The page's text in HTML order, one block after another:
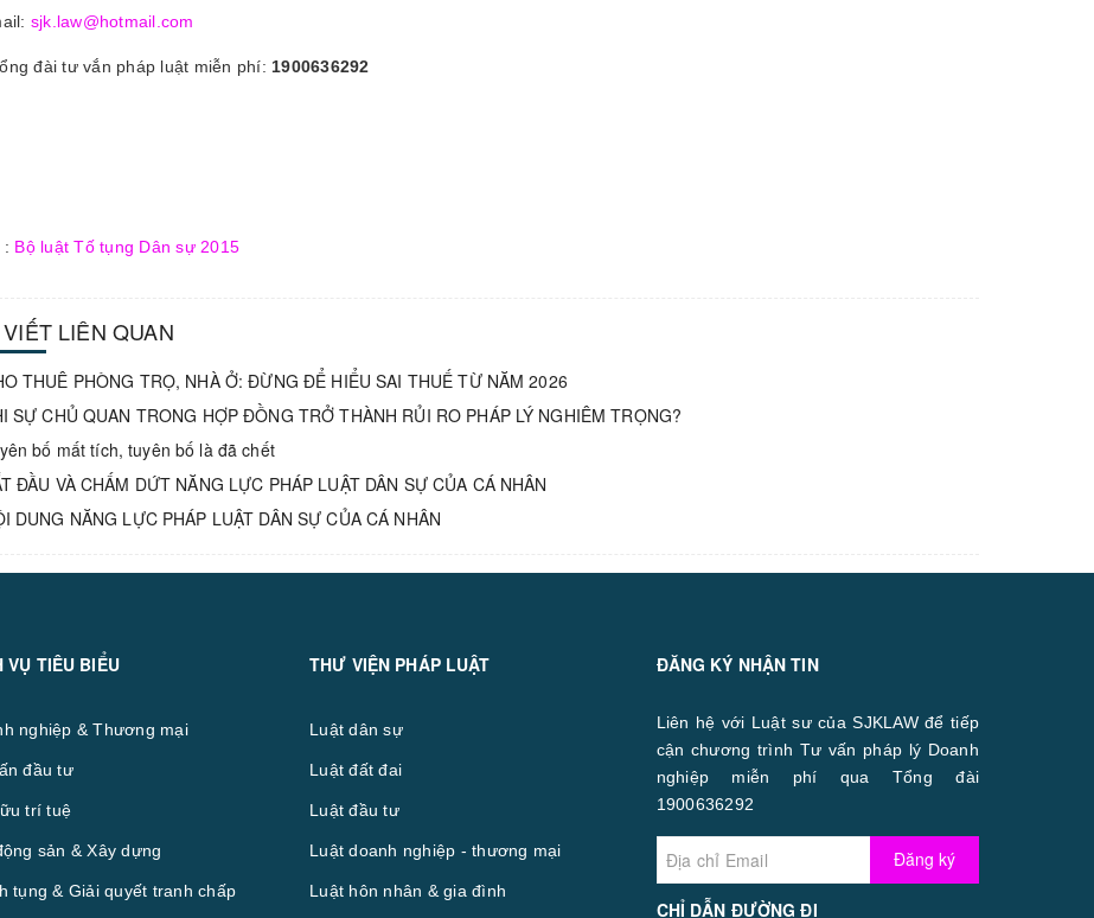
sjk.law@hotmail.com
đài tư vắn pháp luật miễn phí: 1900636292
: Bộ luật Tố tụng Dân sự 2015
LIÊN QUAN
THUÊ PHÒNG TRỌ, NHÀ Ở: ĐỪNG ĐỂ HIỂU SAI THUẾ TỪ NĂM 2026
SỰ CHỦ QUAN TRONG HỢP ĐỒNG TRỞ THÀNH RỦI RO PHÁP LÝ NGHIÊM TRỌNG?
bố mất tích, tuyên bố là đã chết
ĐẦU VÀ CHẤM DỨT NĂNG LỰC PHÁP LUẬT DÂN SỰ CỦA CÁ NHÂN
DUNG NĂNG LỰC PHÁP LUẬT DÂN SỰ CỦA CÁ NHÂN
VỤ TIÊU BIỂU
nghiệp & Thương mại
đầu tư
trí tuệ
sản & Xây dựng
tụng & Giải quyết tranh chấp
THƯ VIỆN PHÁP LUẬT
Luật dân sự
Luật đất đai
Luật đầu tư
Luật doanh nghiệp - thương mại
Luật hôn nhân & gia đình
ĐĂNG KÝ NHẬN TIN
Liên hệ với Luật sư của SJKLAW để tiếp
cận chương trình Tư vấn pháp lý Doanh
nghiệp miễn phí qua Tổng đài
1900636292
Đăng ký
CHỈ DẪN ĐƯỜNG ĐI